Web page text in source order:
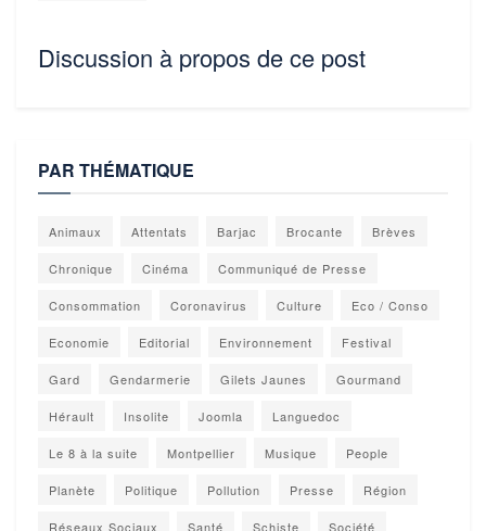
Discussion à propos de ce post
PAR THÉMATIQUE
Animaux Attentats Barjac Brocante Brèves
Chronique Cinéma Communiqué de Presse
Consommation Coronavirus Culture Eco / Conso
Economie Editorial Environnement Festival
Gard Gendarmerie Gilets Jaunes Gourmand
Hérault Insolite Joomla Languedoc
Le 8 à la suite Montpellier Musique People
Planète Politique Pollution Presse Région
Réseaux Sociaux Santé Schiste Société